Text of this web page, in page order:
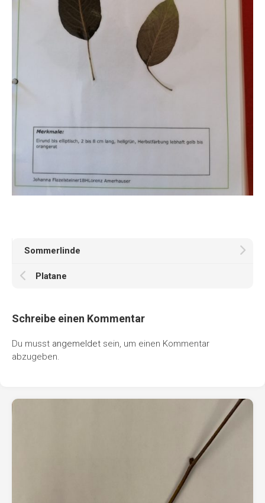
Sommerlinde
Platane
Schreibe einen Kommentar
Du musst angemeldet sein, um einen Kommentar
abzugeben.